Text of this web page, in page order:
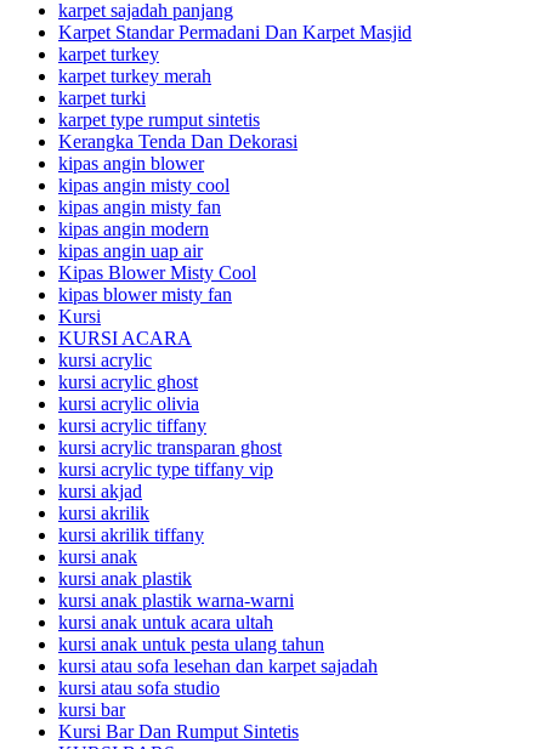
karpet sajadah panjang
Karpet Standar Permadani Dan Karpet Masjid
karpet turkey
karpet turkey merah
karpet turki
karpet type rumput sintetis
Kerangka Tenda Dan Dekorasi
kipas angin blower
kipas angin misty cool
kipas angin misty fan
kipas angin modern
kipas angin uap air
Kipas Blower Misty Cool
kipas blower misty fan
Kursi
KURSI ACARA
kursi acrylic
kursi acrylic ghost
kursi acrylic olivia
kursi acrylic tiffany
kursi acrylic transparan ghost
kursi acrylic type tiffany vip
kursi akjad
kursi akrilik
kursi akrilik tiffany
kursi anak
kursi anak plastik
kursi anak plastik warna-warni
kursi anak untuk acara ultah
kursi anak untuk pesta ulang tahun
kursi atau sofa lesehan dan karpet sajadah
kursi atau sofa studio
kursi bar
Kursi Bar Dan Rumput Sintetis